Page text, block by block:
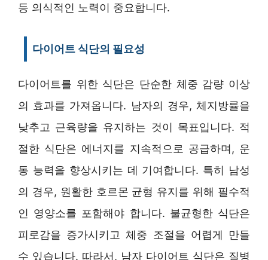
등 의식적인 노력이 중요합니다.
다이어트 식단의 필요성
다이어트를 위한 식단은 단순한 체중 감량 이상
의 효과를 가져옵니다. 남자의 경우, 체지방률을
낮추고 근육량을 유지하는 것이 목표입니다. 적
절한 식단은 에너지를 지속적으로 공급하며, 운
동 능력을 향상시키는 데 기여합니다. 특히 남성
의 경우, 원활한 호르몬 균형 유지를 위해 필수적
인 영양소를 포함해야 합니다. 불균형한 식단은
피로감을 증가시키고 체중 조절을 어렵게 만들
수 있습니다. 따라서, 남자 다이어트 식단은 질병